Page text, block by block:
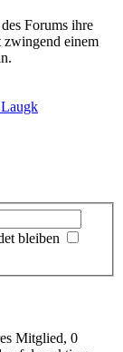
Forums ihre
zwingend einem
bleiben
Mitglied, 0